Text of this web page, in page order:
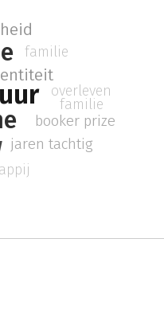
booker prize
jaren tachtig
familie
overleven
familie